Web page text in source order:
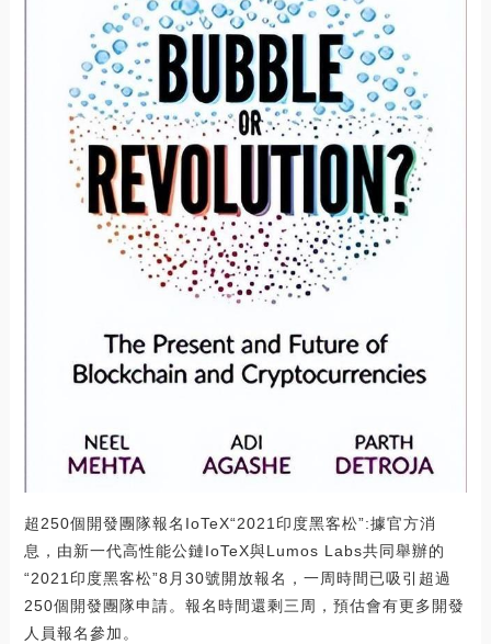
超250個開發團隊報名IoTeX“2021印度黑客松”:據官方消
息，由新一代高性能公鏈IoTeX與Lumos Labs共同舉辦的
“2021印度黑客松”8月30號開放報名，一周時間已吸引超過
250個開發團隊申請。報名時間還剩三周，預估會有更多開發
人員報名參加。